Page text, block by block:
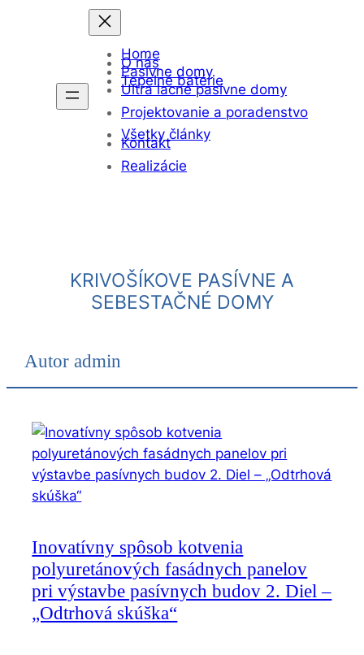
Home
O nás
Pasívne domy
Tepelné batérie
Ultra lacné pasívne domy
Projektovanie a poradenstvo
Všetky články
Kontakt
Realizácie
KRIVOŠÍKOVE PASÍVNE A
SEBESTAČNÉ DOMY
Autoradmin
Inovatívny spôsob kotvenia
polyuretánových fasádnych panelov
pri výstavbe pasívnych budov 2. Diel –
„Odtrhová skúška“